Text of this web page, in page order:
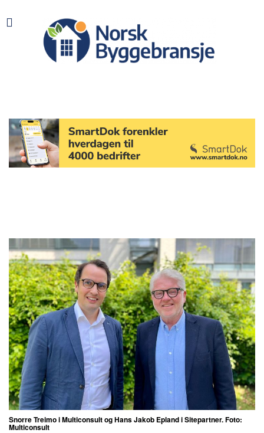
Snorre Treimo i Multiconsult og Hans Jakob Epland i Sitepartner. Foto:
Multiconsult